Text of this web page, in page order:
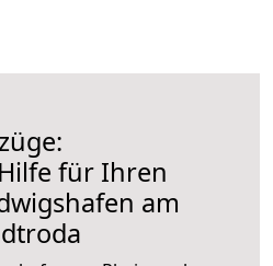
für Ihren
am